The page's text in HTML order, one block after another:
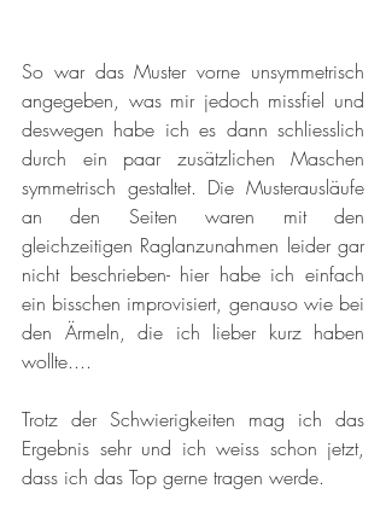
So war das Muster vorne unsymmetrisch
angegeben, was mir jedoch missfiel und
deswegen habe ich es dann schliesslich
durch ein paar zusätzlichen Maschen
symmetrisch gestaltet. Die Musterausläufe
an den Seiten waren mit den
gleichzeitigen Raglanzunahmen leider gar
nicht beschrieben- hier habe ich einfach
ein bisschen improvisiert, genauso wie bei
den Ärmeln, die ich lieber kurz haben
wollte....
Trotz der Schwierigkeiten mag ich das
Ergebnis sehr und ich weiss schon jetzt,
dass ich das Top gerne tragen werde.